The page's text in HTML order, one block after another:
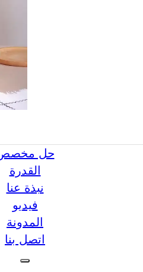
حل
القدرة
نبذة عنا
فيديو
المدونة
اتصل بنا